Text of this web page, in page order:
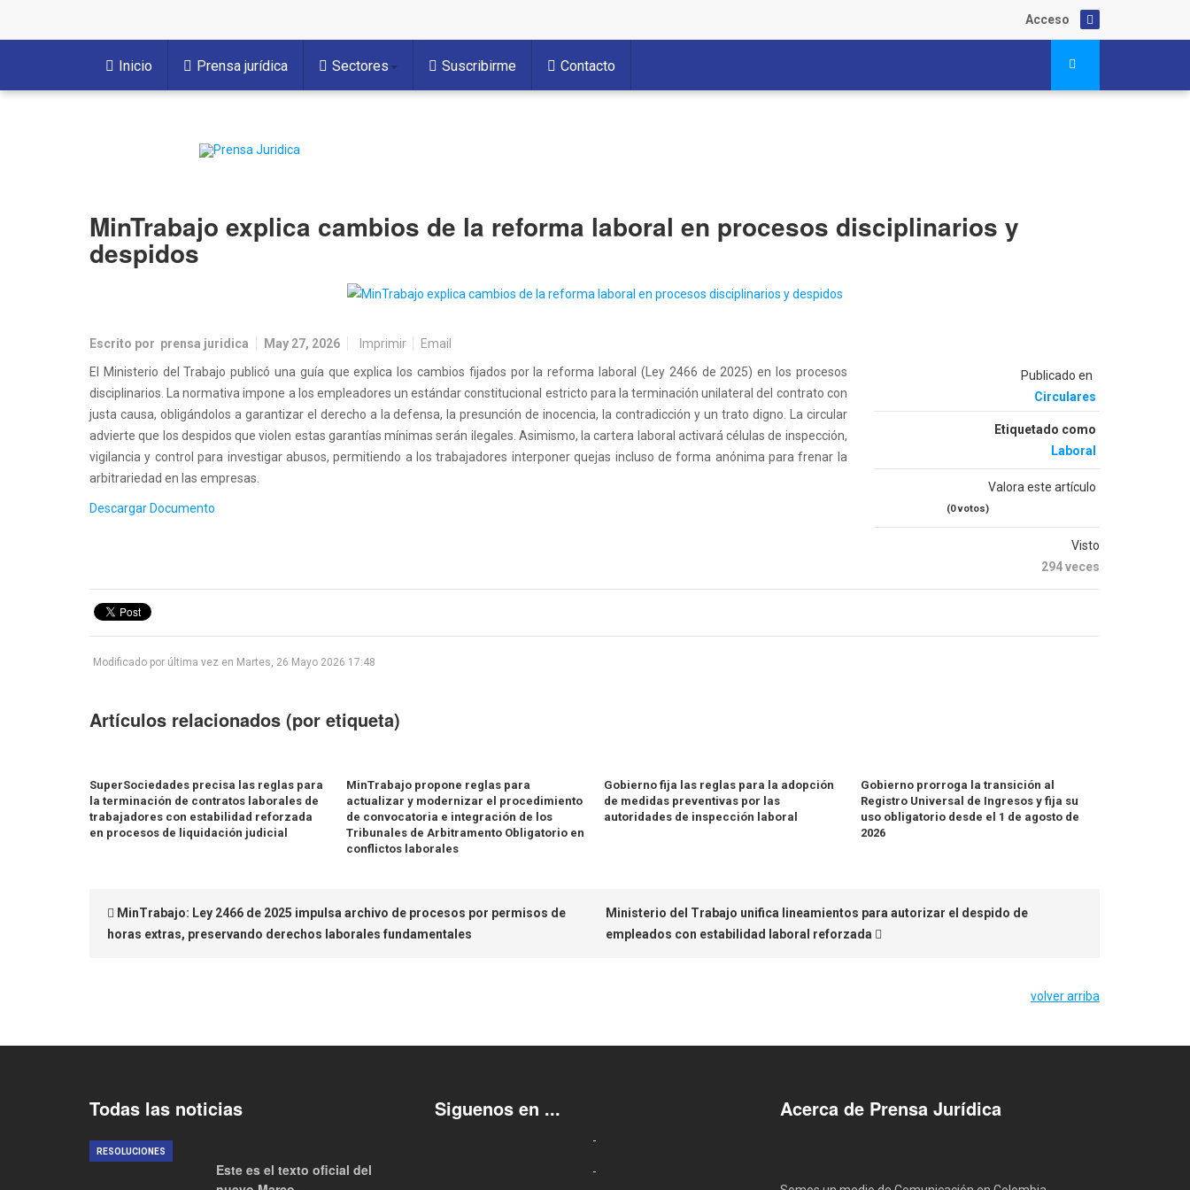
Acceso
Inicio Prensa jurídica Sectores Suscribirme Contacto
MinTrabajo explica cambios de la reforma laboral en procesos disciplinarios y
despidos
Escrito por prensa juridica May 27, 2026 Imprimir Email
Publicado en
Circulares
Etiquetado como
Laboral
Valora este artículo
1
2
3
4
5 (0 votos)
Visto
294 veces
El Ministerio del Trabajo publicó una guía que explica los cambios fijados por la reforma laboral (Ley 2466 de 2025) en los procesos
disciplinarios. La normativa impone a los empleadores un estándar constitucional estricto para la terminación unilateral del contrato con
justa causa, obligándolos a garantizar el derecho a la defensa, la presunción de inocencia, la contradicción y un trato digno. La circular
advierte que los despidos que violen estas garantías mínimas serán ilegales. Asimismo, la cartera laboral activará células de inspección,
vigilancia y control para investigar abusos, permitiendo a los trabajadores interponer quejas incluso de forma anónima para frenar la
arbitrariedad en las empresas.
Descargar Documento
Modificado por última vez en Martes, 26 Mayo 2026 17:48
Artículos relacionados (por etiqueta)
SuperSociedades precisa las reglas para
la terminación de contratos laborales de
trabajadores con estabilidad reforzada
en procesos de liquidación judicial
MinTrabajo propone reglas para
actualizar y modernizar el procedimiento
de convocatoria e integración de los
Tribunales de Arbitramento Obligatorio en
conflictos laborales
Gobierno fija las reglas para la adopción
de medidas preventivas por las
autoridades de inspección laboral
Gobierno prorroga la transición al
Registro Universal de Ingresos y fija su
uso obligatorio desde el 1 de agosto de
2026
MinTrabajo: Ley 2466 de 2025 impulsa archivo de procesos por permisos de
horas extras, preservando derechos laborales fundamentales
Ministerio del Trabajo unifica lineamientos para autorizar el despido de
empleados con estabilidad laboral reforzada
volver arriba
Todas las noticias
Este es el texto oficial del
RESOLUCIONES
Siguenos en ... Acerca de Prensa Jurídica